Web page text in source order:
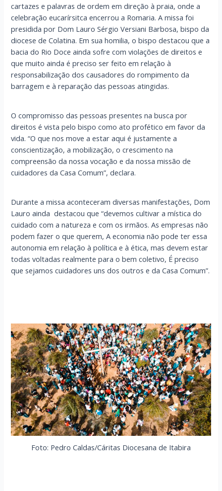
cartazes e palavras de ordem em direção à praia, onde a
celebração eucarírsitca encerrou a Romaria. A missa foi
presidida por Dom Lauro Sérgio Versiani Barbosa, bispo da
diocese de Colatina. Em sua homilia, o bispo destacou que a
bacia do Rio Doce ainda sofre com violações de direitos e
que muito ainda é preciso ser feito em relação à
responsabilização dos causadores do rompimento da
barragem e à reparação das pessoas atingidas.
O compromisso das pessoas presentes na busca por
direitos é vista pelo bispo como ato profético em favor da
vida. “O que nos move a estar aqui é justamente a
conscientização, a mobilização, o crescimento na
compreensão da nossa vocação e da nossa missão de
cuidadores da Casa Comum”, declara.
Durante a missa aconteceram diversas manifestações, Dom
Lauro ainda destacou que “devemos cultivar a mística do
cuidado com a natureza e com os irmãos. As empresas não
podem fazer o que querem, A economia não pode ter essa
autonomia em relação à política e à ética, mas devem estar
todas voltadas realmente para o bem coletivo, É preciso
que sejamos cuidadores uns dos outros e da Casa Comum”.
Foto: Pedro Caldas/Cáritas Diocesana de Itabira